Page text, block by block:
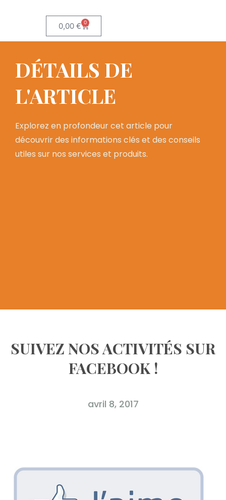
0,00€ 0
DÉTAILS DE
L'ARTICLE
Explorez en profondeur cet article pour
découvrir des informations clés et des conseils
utiles sur nos services et produits.
SUIVEZ NOS ACTIVITÉS SUR
FACEBOOK !
avril 8, 2017